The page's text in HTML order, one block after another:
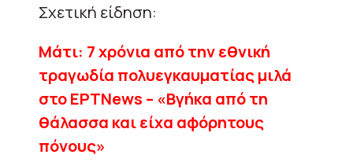
Σχετική είδηση:
Μάτι: 7 χρόνια από την εθνική
τραγωδία πολυεγκαυματίας μιλά
στο ΕΡΤNews – «Βγήκα από τη
θάλασσα και είχα αφόρητους
πόνους»